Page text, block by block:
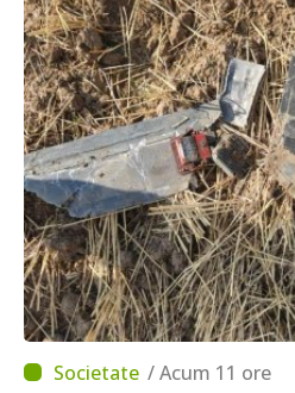
/ Acum 11 ore